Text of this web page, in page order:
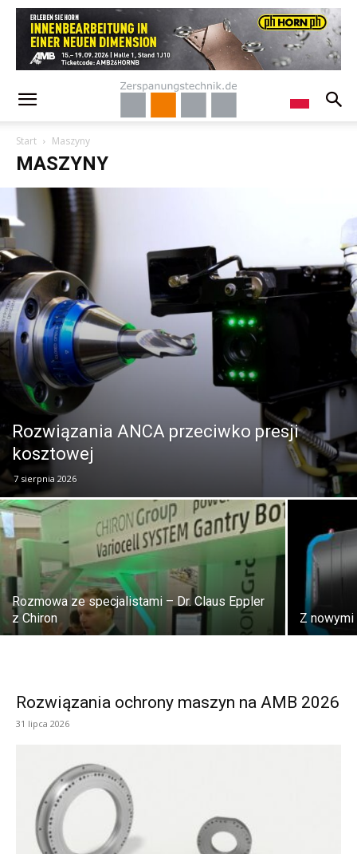
Start Maszyny
MASZYNY
Rozwiązania ANCA przeciwko presji
kosztowej
7 sierpnia 2026
Rozmowa ze specjalistami – Dr. Claus Eppler
z Chiron
Z
Rozwiązania ochrony maszyn na AMB 2026
31 lipca 2026